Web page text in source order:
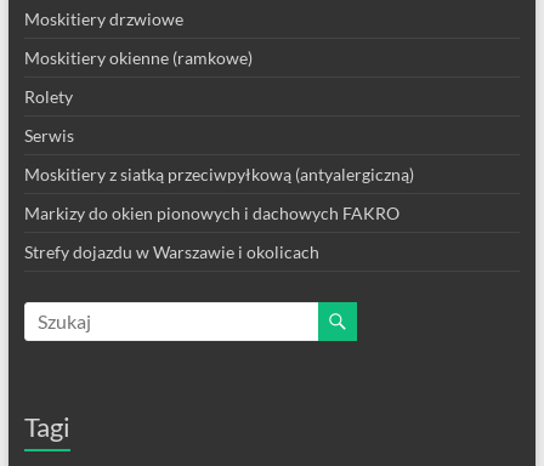
Moskitiery drzwiowe
Moskitiery okienne (ramkowe)
Rolety
Serwis
Moskitiery z siatką przeciwpyłkową (antyalergiczną)
Markizy do okien pionowych i dachowych FAKRO
Strefy dojazdu w Warszawie i okolicach
Tagi